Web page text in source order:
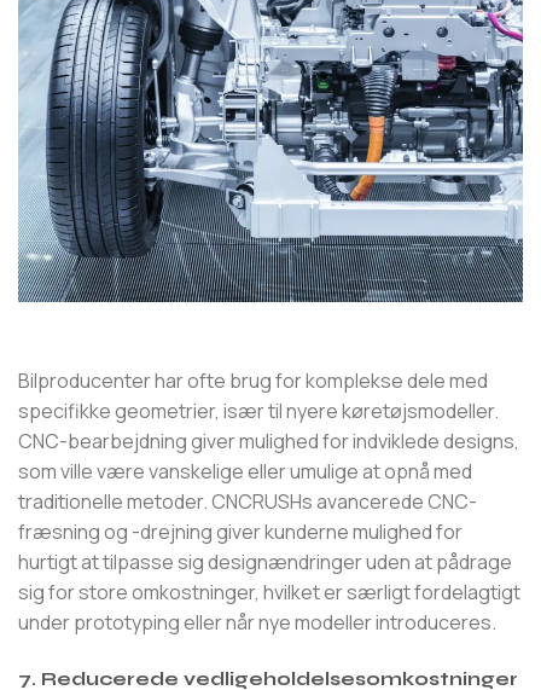
Bilproducenter har ofte brug for komplekse dele med
specifikke geometrier, især til nyere køretøjsmodeller.
CNC-bearbejdning giver mulighed for indviklede designs,
som ville være vanskelige eller umulige at opnå med
traditionelle metoder. CNCRUSHs avancerede CNC-
fræsning og -drejning giver kunderne mulighed for
hurtigt at tilpasse sig designændringer uden at pådrage
sig for store omkostninger, hvilket er særligt fordelagtigt
under prototyping eller når nye modeller introduceres.
7. Reducerede vedligeholdelsesomkostninger